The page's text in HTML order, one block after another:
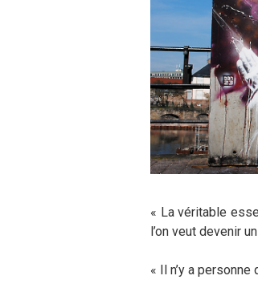
« La véritable
l’on veut devenir
« Il n’y a